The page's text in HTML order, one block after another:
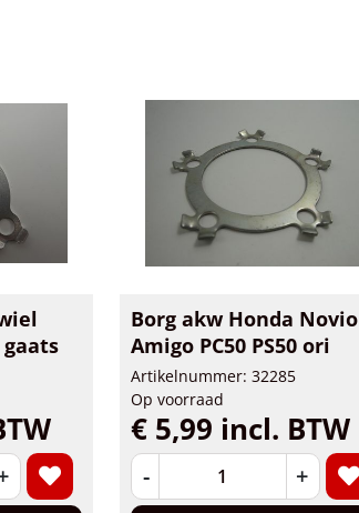
Borg akw Honda Novio
Amigo PC50 PS50 ori
Artikelnummer: 32285
Op voorraad
€ 5,99 incl. BTW
- +